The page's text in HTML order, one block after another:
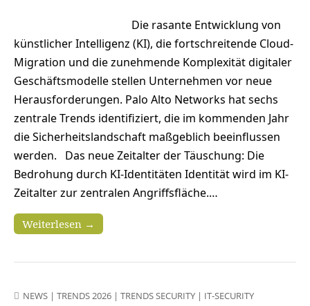
Die rasante Entwicklung von
künstlicher Intelligenz (KI), die fortschreitende Cloud-
Migration und die zunehmende Komplexität digitaler
Geschäftsmodelle stellen Unternehmen vor neue
Herausforderungen. Palo Alto Networks hat sechs
zentrale Trends identifiziert, die im kommenden Jahr
die Sicherheitslandschaft maßgeblich beeinflussen
werden. Das neue Zeitalter der Täuschung: Die
Bedrohung durch KI-Identitäten Identität wird im KI-
Zeitalter zur zentralen Angriffsfläche.…
Weiterlesen →
NEWS | TRENDS 2026 | TRENDS SECURITY | IT-SECURITY